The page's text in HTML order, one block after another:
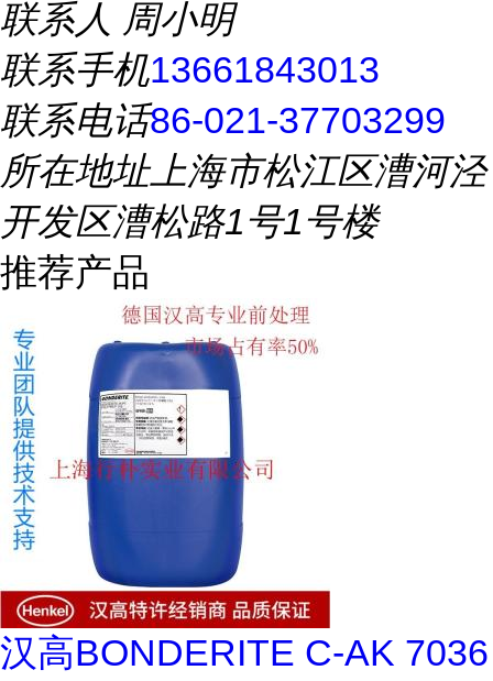
联系人 周小明
联系手机13661843013
联系电话86-021-37703299
所在地址上海市松江区漕河泾
开发区漕松路1号1号楼
推荐产品
汉高BONDERITE C-AK 7036